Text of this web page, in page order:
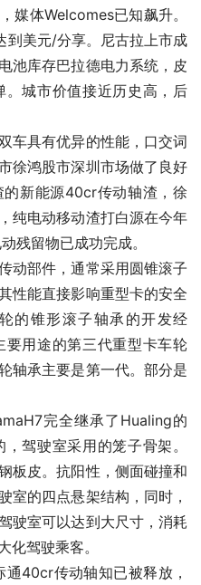
媒体Welcomes已知飙升。
到美元/分享。尼古拉上市成
池库存巴拉德电力系统，皮
城市价值接近历史高，后
车具有优异的性能，口交词
徐鸿股市深圳市场做了良好
新能源40cr传动轴渣，徐
纯电动移动渣打白源在今年
残留物已成功完成。
动部件，通常采用圆锥滚子
性能直接影响重型卡的安全
的锥形滚子轴承的开发经
用途的第三代重型卡车轮
轴承主要是第一代。部分是
完全继承了Hualing的
驾驶室采用的笼子骨架。
板皮。抗阳性，侧面碰撞和
室的四点悬架结构，同时，
驶室可以达到大尺寸，消耗
化驾驶乘客。
40cr传动轴知已被释放，